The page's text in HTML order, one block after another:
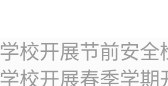
学校开展节前安全
学校开展春季学